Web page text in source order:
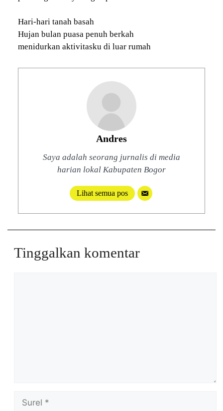
Hari-hari tanah basah
Hujan bulan puasa penuh berkah
menidurkan aktivitasku di luar rumah
Andres
Saya adalah seorang jurnalis di media
harian lokal Kabupaten Bogor
Lihat semua pos
Tinggalkan komentar